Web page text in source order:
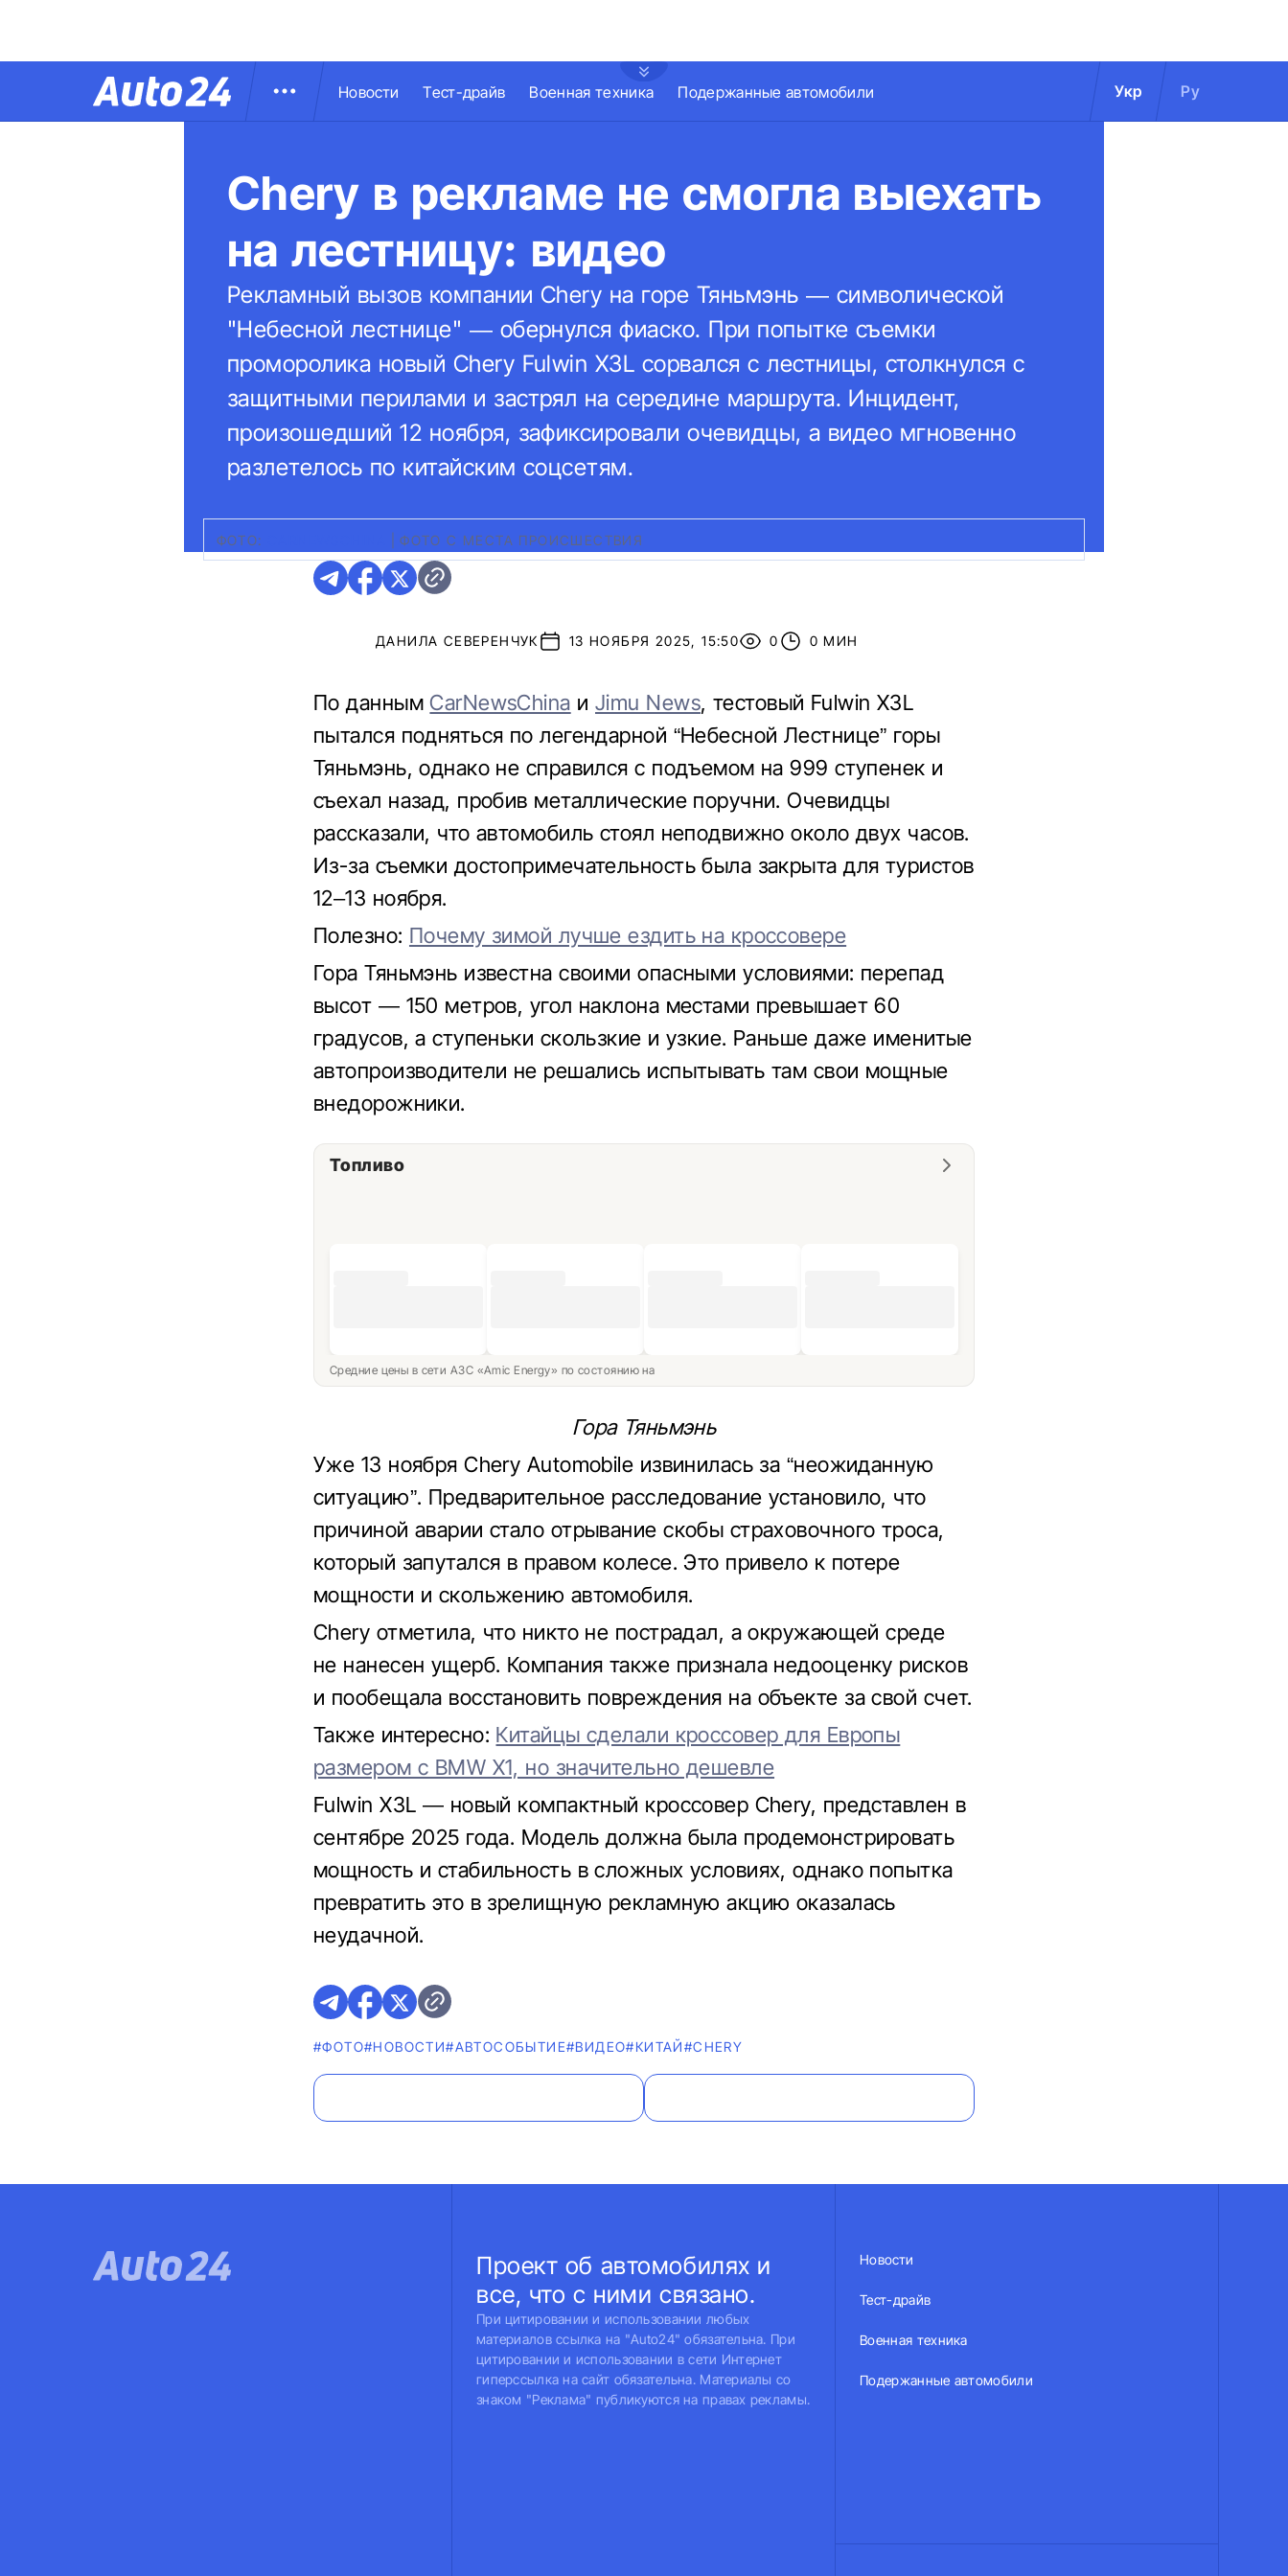
Новости Тест-драйв Военная техника Подержанные автомобили Укр Ру
Chery в рекламе не смогла выехать
на лестницу: видео
Рекламный вызов компании Chery на горе Тяньмэнь — символической
"Небесной лестнице" — обернулся фиаско. При попытке съемки
проморолика новый Chery Fulwin X3L сорвался с лестницы, столкнулся с
защитными перилами и застрял на середине маршрута. Инцидент,
произошедший 12 ноября, зафиксировали очевидцы, а видео мгновенно
разлетелось по китайским соцсетям.
ФОТО: ФОТО С МЕСТА ПРОИСШЕСТВИЯ
ДАНИЛА СЕВЕРЕНЧУК 13 НОЯБРЯ 2025, 15:50 0 0 МИН
По даннымCarNewsChina иJimu News, тестовый Fulwin X3L
пытался подняться по легендарной “Небесной Лестнице” горы
Тяньмэнь, однако не справился с подъемом на 999 ступенек и
съехал назад, пробив металлические поручни. Очевидцы
рассказали, что автомобиль стоял неподвижно около двух часов.
Из-за съемки достопримечательность была закрыта для туристов
12–13 ноября.
Полезно: Почему зимой лучше ездить на кроссовере
Гора Тяньмэнь известна своими опасными условиями: перепад
высот — 150 метров, угол наклона местами превышает 60
градусов, а ступеньки скользкие и узкие. Раньше даже именитые
автопроизводители не решались испытывать там свои мощные
внедорожники.
Топливо
Средние цены в сети АЗС «Amic Energy» по состоянию на
Гора Тяньмэнь
Уже 13 ноября Chery Automobile извинилась за “неожиданную
ситуацию”. Предварительное расследование установило, что
причиной аварии стало отрывание скобы страховочного троса,
который запутался в правом колесе. Это привело к потере
мощности и скольжению автомобиля.
Chery отметила, что никто не пострадал, а окружающей среде
не нанесен ущерб. Компания также признала недооценку рисков
и пообещала восстановить повреждения на объекте за свой счет.
Также интересно: Китайцы сделали кроссовер для Европы
размером с BMW X1, но значительно дешевле
Fulwin X3L — новый компактный кроссовер Chery, представлен в
сентябре 2025 года. Модель должна была продемонстрировать
мощность и стабильность в сложных условиях, однако попытка
превратить это в зрелищную рекламную акцию оказалась
неудачной.
#ФОТО#НОВОСТИ#АВТОСОБЫТИЕ#ВИДЕО#КИТАЙ#CHERY
Проект об автомобилях и
все, что с ними связано.
При цитировании и использовании любых
материалов ссылка на "Auto24" обязательна. При
цитировании и использовании в сети Интернет
гиперссылка на сайт обязательна. Материалы со
знаком "Реклама" публикуются на правах рекламы.
Новости
Тест-драйв
Военная техника
Подержанные автомобили